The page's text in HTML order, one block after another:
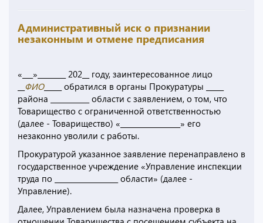
Административный иск о признании
незаконным и отмене предписания
«___»________ 202__ году, заинтересованное лицо
ФИО_____ обратился в органы Прокуратуры _____
района ___________ области с заявлением, о том, что
Товарищество с ограниченной ответственностью
(далее - Товарищество) «_________________» его
незаконно уволили с работы.
Прокуратурой указанное заявление перенаправлено в
государственное учреждение «Управление инспекции
труда по __________________ области» (далее -
Управление).
Далее, Управлением была назначена проверка в